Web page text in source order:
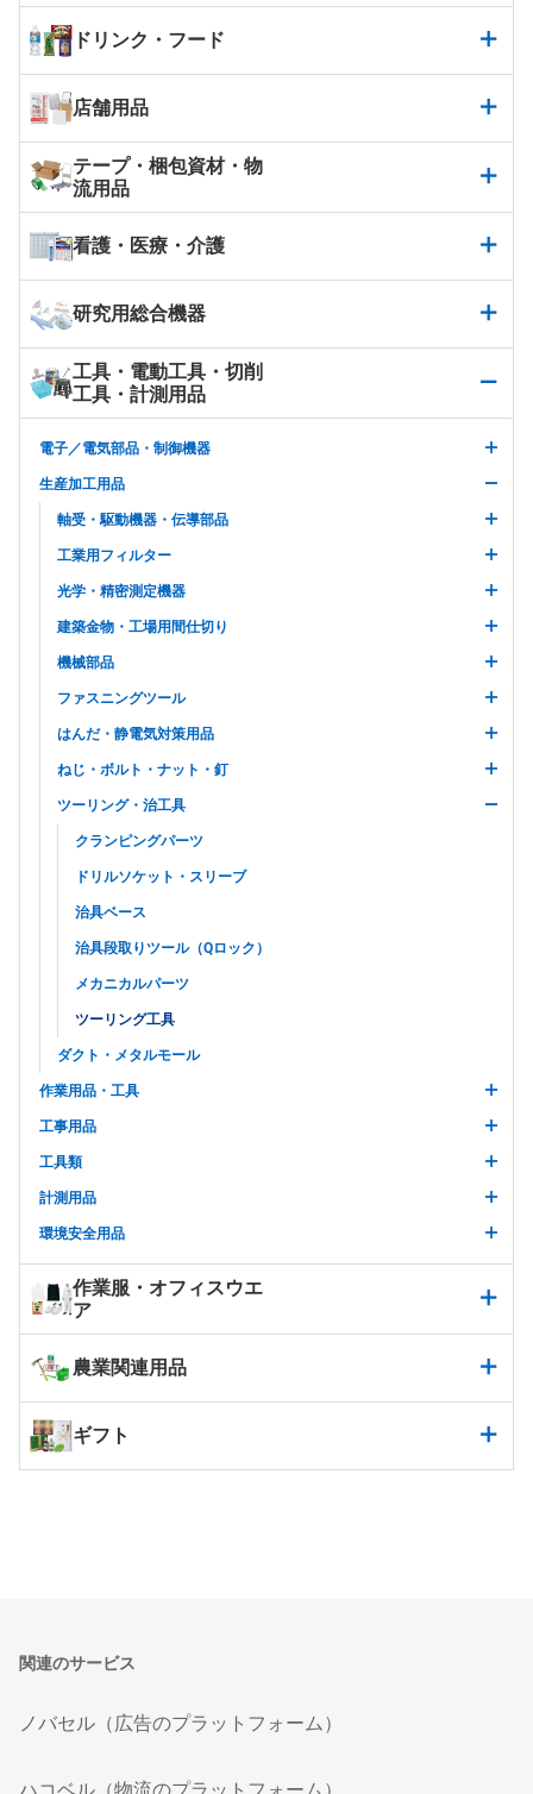
ドリンク・フード
店舗用品
テープ・梱包資材・物
流用品
看護・医療・介護
研究用総合機器
工具・電動工具・切削
工具・計測用品
電子／電気部品・制御機器
生産加工用品
軸受・駆動機器・伝導部品
工業用フィルター
光学・精密測定機器
建築金物・工場用間仕切り
機械部品
ファスニングツール
はんだ・静電気対策用品
ねじ・ボルト・ナット・釘
ツーリング・治工具
クランピングパーツ
ドリルソケット・スリーブ
治具ベース
治具段取りツール（Qロック）
メカニカルパーツ
ツーリング工具
ダクト・メタルモール
作業用品・工具
工事用品
工具類
計測用品
環境安全用品
作業服・オフィスウエ
ア
農業関連用品
ギフト
関連のサービス
ノバセル（広告のプラットフォーム）